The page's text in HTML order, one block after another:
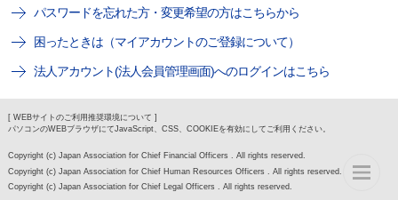
パスワードを忘れた方・変更希望の方はこちらから
困ったときは（マイアカウントのご登録について）
法人アカウント(法人会員管理画面)へのログインはこちら
[ WEBサイトのご利用推奨環境について ]
パソコンのWEBブラウザにてJavaScript、CSS、COOKIEを有効にしてご利用ください。
Copyright (c) Japan Association for Chief Financial Officers . All rights reserved.
Copyright (c) Japan Association for Chief Human Resources Officers . All rights reserved.
Copyright (c) Japan Association for Chief Legal Officers . All rights reserved.